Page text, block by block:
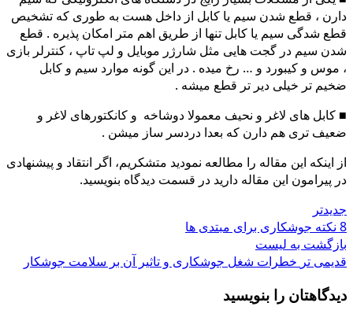
دارن ، قطع شدن سیم یا کابل از داخل هست به طوری که تشخیص
قطع شدگی سیم یا کابل تنها از طریق اهم متر امکان پذیره . قطع
شدن سیم در گجت هایی مثل شارژر موبایل و لپ تاپ ، کنترلر بازی
، موس و کیبورد و … رخ میده . در این گونه موارد سیم و کابل
ضخیم تر خیلی دیر تر قطع میشه .
■ کابل های لاغر و نحیف معمولا دوشاخه و کانکتورهای لاغر و
ضعیف تری هم دارن که بعدا دردسر ساز میشن .
از اینکه این مقاله را مطالعه نمودید متشکریم، اگر انتقاد و پیشنهادی
در پیرامون این مقاله دارید در قسمت دیدگاه بنویسید.
جدیدتر
8 نکته جوشکاری برای مبتدی ها
بازگشت به لیست
قدیمی تر خطرات شغل جوشکاری و تاثیر آن بر سلامت جوشکار
دیدگاهتان را بنویسید